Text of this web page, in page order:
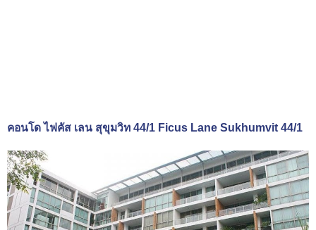
คอนโด ไฟคัส เลน สุขุมวิท 44/1 Ficus Lane Sukhumvit 44/1